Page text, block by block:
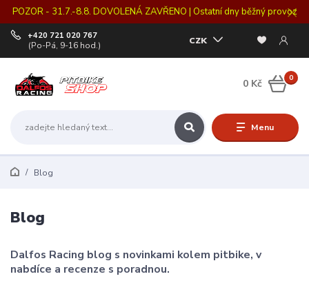
POZOR - 31.7.-8.8. DOVOLENÁ ZAVŘENO | Ostatní dny běžný provoz
Menu
CZK
+420 721 020 767
(Po-Pá, 9-16 hod.)
0
0 Kč
Blog
Blog
Dalfos Racing blog s novinkami kolem pitbike, v
nabdíce a recenze s poradnou.